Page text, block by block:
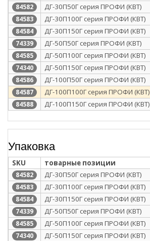
84582 ДГ-30П50Г серия ПРОФИ (КВТ)
84583 ДГ-30П100Г серия ПРОФИ (КВТ)
84584 ДГ-30П150Г серия ПРОФИ (КВТ)
74339 ДГ-50П50Г серия ПРОФИ (КВТ)
84585 ДГ-50П100Г серия ПРОФИ (КВТ)
74340 ДГ-50П150Г серия ПРОФИ (КВТ)
84586 ДГ-100П50Г серия ПРОФИ (КВТ)
84587 ДГ-100П100Г серия ПРОФИ (КВТ)
84588 ДГ-100П150Г серия ПРОФИ (КВТ)
Упаковка
SKU товарные позиции
84582 ДГ-30П50Г серия ПРОФИ (КВТ)
84583 ДГ-30П100Г серия ПРОФИ (КВТ)
84584 ДГ-30П150Г серия ПРОФИ (КВТ)
74339 ДГ-50П50Г серия ПРОФИ (КВТ)
84585 ДГ-50П100Г серия ПРОФИ (КВТ)
74340 ДГ-50П150Г серия ПРОФИ (КВТ)